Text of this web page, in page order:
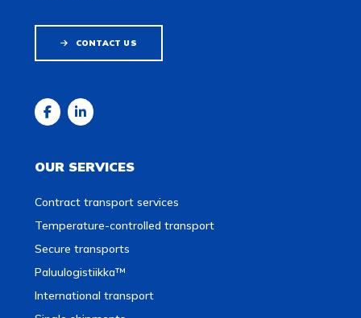
CONTACT US
OUR SERVICES
Contract transport services
Temperature-controlled transport
Secure transports
Paluulogistiikka™
International transport